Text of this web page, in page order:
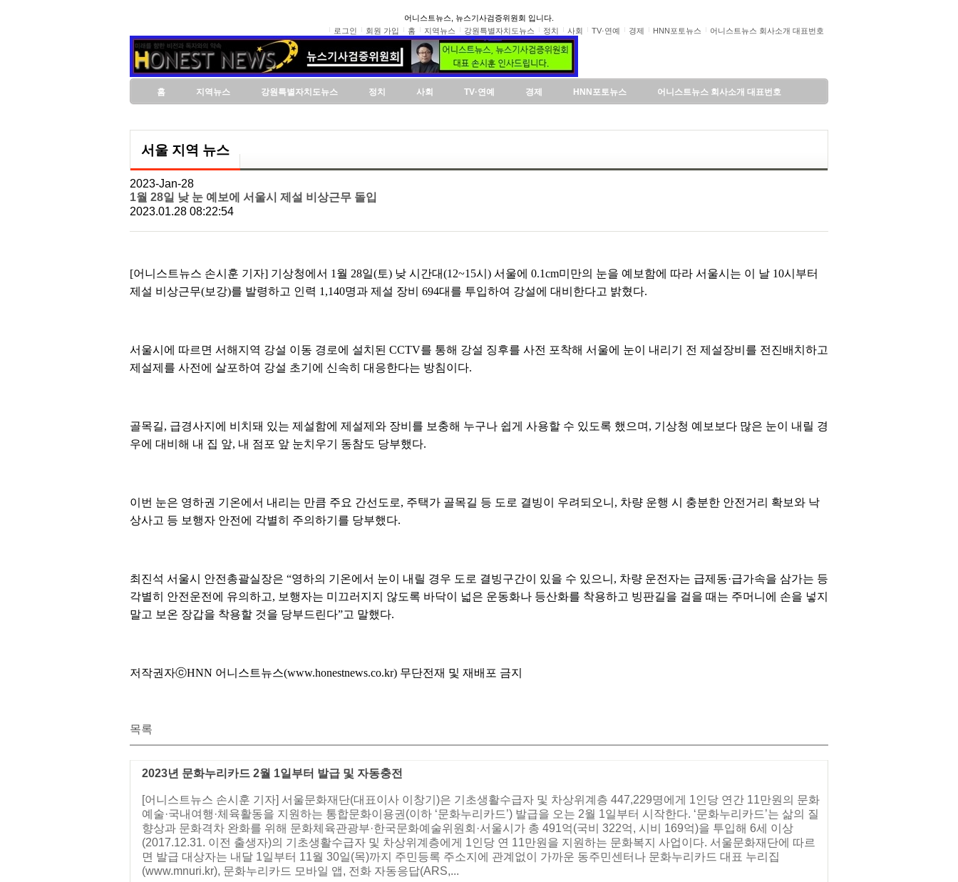
어니스트뉴스, 뉴스기사검증위원회 입니다.
로그인
회원 가입 홈 지역뉴스 강원특별자치도뉴스 정치 사회 TV·연예 경제 HNN포토뉴스 어니스트뉴스 회사소개 대표번호
홈 지역뉴스 강원특별자치도뉴스 정치 사회 TV·연예 경제 HNN포토뉴스 어니스트뉴스 회사소개 대표번호
서울 지역 뉴스
2023-Jan-28
1월 28일 낮 눈 예보에 서울시 제설 비상근무 돌입
2023.01.28 08:22:54
[어니스트뉴스 손시훈 기자] 기상청에서 1월 28일(토) 낮 시간대(12~15시) 서울에 0.1cm미만의 눈을 예보함에 따라 서울시는 이 날 10시부터
제설 비상근무(보강)를 발령하고 인력 1,140명과 제설 장비 694대를 투입하여 강설에 대비한다고 밝혔다.
서울시에 따르면 서해지역 강설 이동 경로에 설치된 CCTV를 통해 강설 징후를 사전 포착해 서울에 눈이 내리기 전 제설장비를 전진배치하고
제설제를 사전에 살포하여 강설 초기에 신속히 대응한다는 방침이다.
골목길, 급경사지에 비치돼 있는 제설함에 제설제와 장비를 보충해 누구나 쉽게 사용할 수 있도록 했으며, 기상청 예보보다 많은 눈이 내릴 경
우에 대비해 내 집 앞, 내 점포 앞 눈치우기 동참도 당부했다.
이번 눈은 영하권 기온에서 내리는 만큼 주요 간선도로, 주택가 골목길 등 도로 결빙이 우려되오니, 차량 운행 시 충분한 안전거리 확보와 낙
상사고 등 보행자 안전에 각별히 주의하기를 당부했다.
최진석 서울시 안전총괄실장은 “영하의 기온에서 눈이 내릴 경우 도로 결빙구간이 있을 수 있으니, 차량 운전자는 급제동·급가속을 삼가는 등
각별히 안전운전에 유의하고, 보행자는 미끄러지지 않도록 바닥이 넓은 운동화나 등산화를 착용하고 빙판길을 걸을 때는 주머니에 손을 넣지
말고 보온 장갑을 착용할 것을 당부드린다”고 말했다.
저작권자ⓒHNN 어니스트뉴스(www.honestnews.co.kr) 무단전재 및 재배포 금지
목록
2023년 문화누리카드 2월 1일부터 발급 및 자동충전
[어니스트뉴스 손시훈 기자] 서울문화재단(대표이사 이창기)은 기초생활수급자 및 차상위계층 447,229명에게 1인당 연간 11만원의 문화
예술·국내여행·체육활동을 지원하는 통합문화이용권(이하 ‘문화누리카드’) 발급을 오는 2월 1일부터 시작한다. ‘문화누리카드’는 삶의 질
향상과 문화격차 완화를 위해 문화체육관광부·한국문화예술위원회·서울시가 총 491억(국비 322억, 시비 169억)을 투입해 6세 이상
(2017.12.31. 이전 출생자)의 기초생활수급자 및 차상위계층에게 1인당 연 11만원을 지원하는 문화복지 사업이다. 서울문화재단에 따르
면 발급 대상자는 내달 1일부터 11월 30일(목)까지 주민등록 주소지에 관계없이 가까운 동주민센터나 문화누리카드 대표 누리집
(www.mnuri.kr), 문화누리카드 모바일 앱, 전화 자동응답(ARS,...